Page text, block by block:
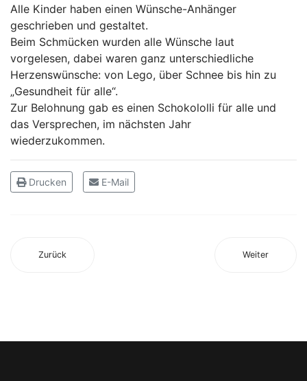
Alle Kinder haben einen Wünsche-Anhänger
geschrieben und gestaltet.
Beim Schmücken wurden alle Wünsche laut
vorgelesen, dabei waren ganz unterschiedliche
Herzenswünsche: von Lego, über Schnee bis hin zu
„Gesundheit für alle“.
Zur Belohnung gab es einen Schokololli für alle und
das Versprechen, im nächsten Jahr
wiederzukommen.
Drucken E-Mail
Zurück Weiter